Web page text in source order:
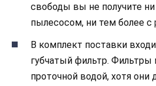
свободы вы не получите
пылесосом, ни тем более с
В комплект поставки
губчатый фильтр.
проточной водой, хотя